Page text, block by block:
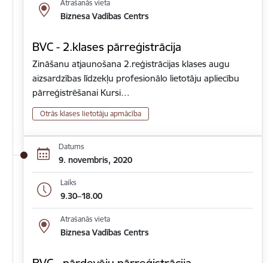
Atrašanās vieta
Biznesa Vadības Centrs
BVC - 2.klases pārreģistrācija
Zināšanu atjaunošana 2.reģistrācijas klases augu
aizsardzības līdzekļu profesionālo lietotāju apliecību
pārreģistrēšanai Kursi…
Otrās klases lietotāju apmācība
Datums
9. novembris, 2020
Laiks
9.30–18.00
Atrašanās vieta
Biznesa Vadības Centrs